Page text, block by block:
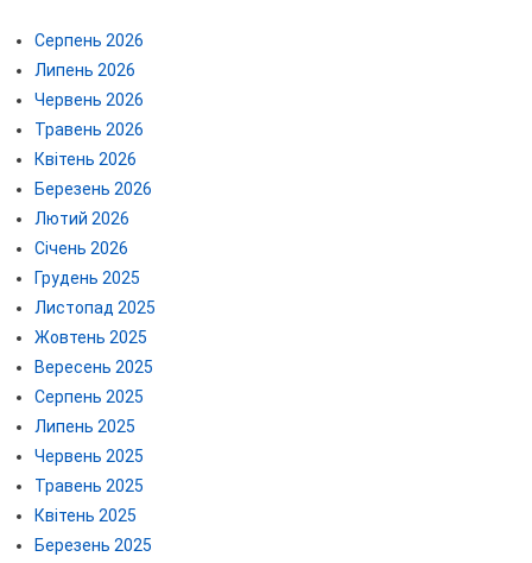
Серпень 2026
Липень 2026
Червень 2026
Травень 2026
Квітень 2026
Березень 2026
Лютий 2026
Січень 2026
Грудень 2025
Листопад 2025
Жовтень 2025
Вересень 2025
Серпень 2025
Липень 2025
Червень 2025
Травень 2025
Квітень 2025
Березень 2025